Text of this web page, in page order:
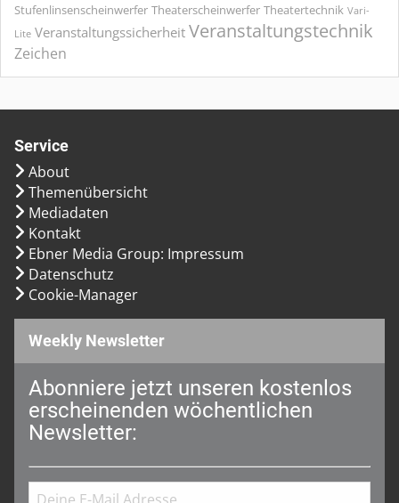
Stufenlinsenscheinwerfer Theaterscheinwerfer Theatertechnik Vari-
Lite Veranstaltungssicherheit Veranstaltungstechnik
Zeichen
Service
About
Themenübersicht
Mediadaten
Kontakt
Ebner Media Group: Impressum
Datenschutz
Cookie-Manager
Weekly Newsletter
Abonniere jetzt unseren kostenlos
erscheinenden wöchentlichen
Newsletter: